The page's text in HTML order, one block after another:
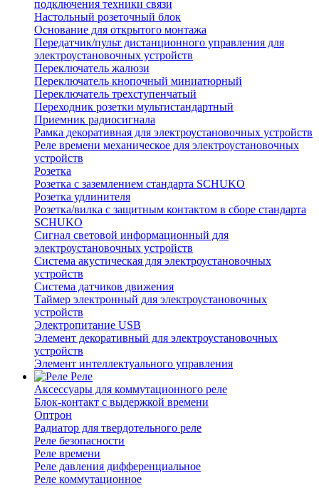
подключения техники связи
Настольный розеточный блок
Основание для открытого монтажа
Передатчик/пульт дистанционного управления для
электроустановочных устройств
Переключатель жалюзи
Переключатель кнопочный миниатюрный
Переключатель трехступенчатый
Переходник розетки мультистандартный
Приемник радиосигнала
Рамка декоративная для электроустановочных устройств
Реле времени механическое для электроустановочных
устройств
Розетка
Розетка с заземлением стандарта SCHUKO
Розетка удлинителя
Розетка/вилка с защитным контактом в сборе стандарта
SCHUKO
Сигнал световой информационный для
электроустановочных устройств
Система акустическая для электроустановочных
устройств
Система датчиков движения
Таймер электронный для электроустановочных
устройств
Электропитание USB
Элемент декоративный для электроустановочных
устройств
Элемент интеллектуального управления
Реле
Аксессуары для коммутационного реле
Блок-контакт с выдержкой времени
Оптрон
Радиатор для твердотельного реле
Реле безопасности
Реле времени
Реле давления дифференциальное
Реле коммутационное